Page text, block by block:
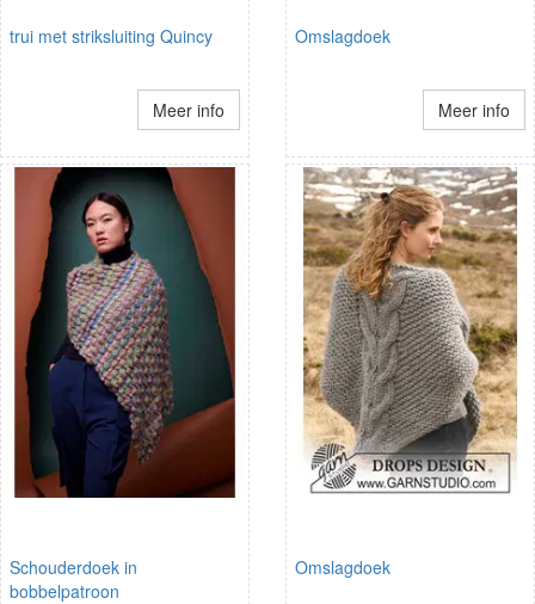
trui met striksluiting Quincy
Meer info
Omslagdoek
Meer info
Schouderdoek in
bobbelpatroon
Omslagdoek